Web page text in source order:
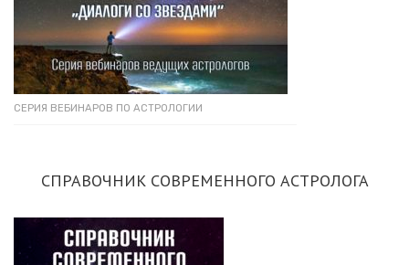
СЕРИЯ ВЕБИНАРОВ ПО АСТРОЛОГИИ
СПРАВОЧНИК СОВРЕМЕННОГО АСТРОЛОГА